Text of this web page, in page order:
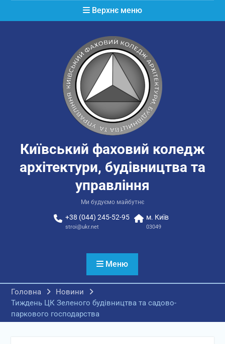
Верхнє меню
Київський фаховий коледж
архітектури, будівництва та
управління
Ми будуємо майбутнє
+38 (044) 245-52-95
stroi@ukr.net
м. Київ
03049
Меню
Головна
Новини
Тиждень ЦК Зеленого будівництва та садово-
паркового господарства